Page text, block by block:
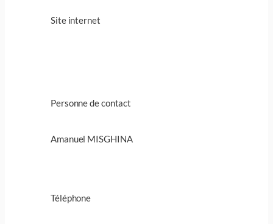
Site internet
Personne de contact
Amanuel MISGHINA
Téléphone